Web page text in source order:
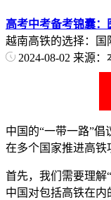
高考中考备考锦囊：
越南高铁的选择：国
2024-08-02 来源：
中国的“一带一路”
在多个国家推进高铁
首先，我们需要理解
中国对包括高铁在内